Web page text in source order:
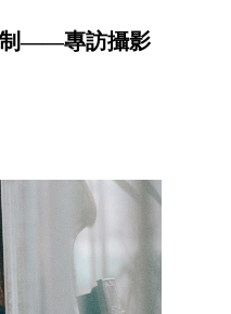
制——專訪攝影